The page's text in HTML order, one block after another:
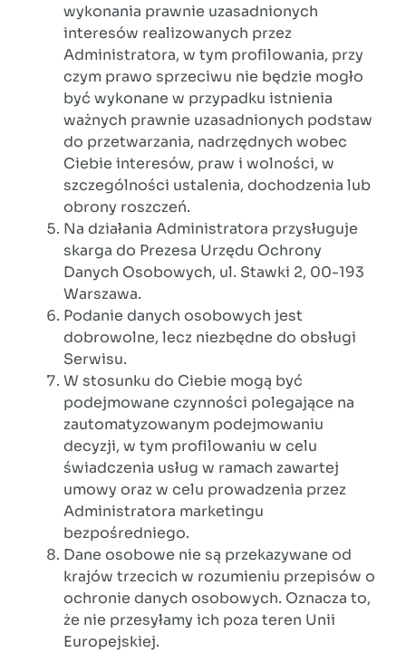
wykonania prawnie uzasadnionych
interesów realizowanych przez
Administratora, w tym profilowania, przy
czym prawo sprzeciwu nie będzie mogło
być wykonane w przypadku istnienia
ważnych prawnie uzasadnionych podstaw
do przetwarzania, nadrzędnych wobec
Ciebie interesów, praw i wolności, w
szczególności ustalenia, dochodzenia lub
obrony roszczeń.
Na działania Administratora przysługuje
skarga do Prezesa Urzędu Ochrony
Danych Osobowych, ul. Stawki 2, 00-193
Warszawa.
Podanie danych osobowych jest
dobrowolne, lecz niezbędne do obsługi
Serwisu.
W stosunku do Ciebie mogą być
podejmowane czynności polegające na
zautomatyzowanym podejmowaniu
decyzji, w tym profilowaniu w celu
świadczenia usług w ramach zawartej
umowy oraz w celu prowadzenia przez
Administratora marketingu
bezpośredniego.
Dane osobowe nie są przekazywane od
krajów trzecich w rozumieniu przepisów o
ochronie danych osobowych. Oznacza to,
że nie przesyłamy ich poza teren Unii
Europejskiej.